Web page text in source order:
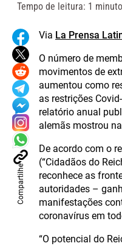
Tempo de leitura: 1
Compartilhe
Via La Prensa
O número de
movimentos de
aumentou como
as restrições
relatório anual
alemãs mostrou
De acordo com o
(“Cidadãos do
reconhece as
autoridades –
manifestações
coronavírus em
“O potencial do